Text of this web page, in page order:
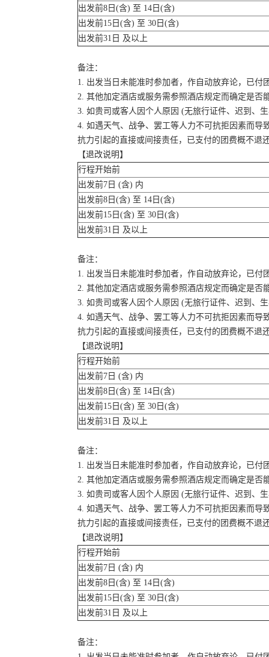
出发前8日(含) 至 14日(含)
出发前15日(含) 至 30日(含)
出发前31日 及以上
备注：
1. 出发当日未能准时参加者，作自动放弃论，已付
2. 其他加定酒店或服务需参照酒店规定而确定是否
3. 如贵司或客人因个人原因 (无旅行证件、迟到、
4. 如遇天气、战争、罢工等人力不可抗拒因素而
抗力引起的直接或间接责任，已支付的团费概不退
【退改说明】
行程开始前
出发前7日 (含) 内
出发前8日(含) 至 14日(含)
出发前15日(含) 至 30日(含)
出发前31日 及以上
备注：
1. 出发当日未能准时参加者，作自动放弃论，已付
2. 其他加定酒店或服务需参照酒店规定而确定是否
3. 如贵司或客人因个人原因 (无旅行证件、迟到、
4. 如遇天气、战争、罢工等人力不可抗拒因素而
抗力引起的直接或间接责任，已支付的团费概不退
【退改说明】
行程开始前
出发前7日 (含) 内
出发前8日(含) 至 14日(含)
出发前15日(含) 至 30日(含)
出发前31日 及以上
备注：
1. 出发当日未能准时参加者，作自动放弃论，已付
2. 其他加定酒店或服务需参照酒店规定而确定是否
3. 如贵司或客人因个人原因 (无旅行证件、迟到、
4. 如遇天气、战争、罢工等人力不可抗拒因素而
抗力引起的直接或间接责任，已支付的团费概不退
【退改说明】
行程开始前
出发前7日 (含) 内
出发前8日(含) 至 14日(含)
出发前15日(含) 至 30日(含)
出发前31日 及以上
备注：